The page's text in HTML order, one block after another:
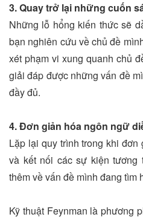
3. Quay trở lại những cuốn
Những lỗ hổng kiến thức sẽ
bạn nghiên cứu về chủ đề
xét phạm vi xung quanh chủ
giải đáp được những vấn đề
đầy đủ.
4. Đơn giản hóa ngôn ngữ
Lặp lại quy trình trong khi
và kết nối các sự kiện
thêm về vấn đề mình đang tìm
Kỹ thuật Feynman là phương